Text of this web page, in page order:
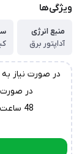
ویژگی‌ها
منبع انرژی
آداپتور برق
در صورت نیاز
در
48 ساعت کاری بعد سفارش واتساپ پیغام بگذارید